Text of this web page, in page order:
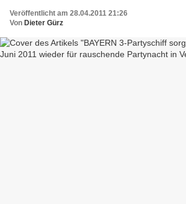
Veröffentlicht am 28.04.2011 21:26
Von Dieter Gürz